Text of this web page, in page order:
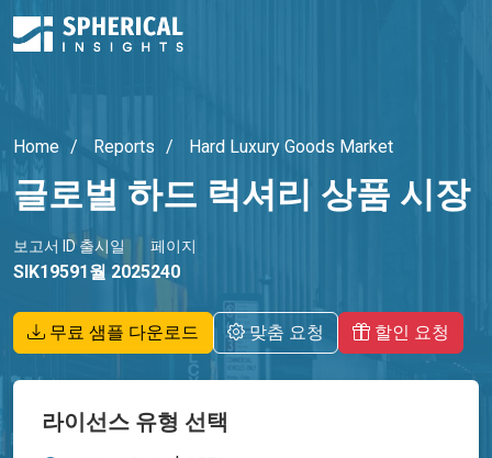
Home Reports Hard Luxury Goods Market
글로벌 하드 럭셔리 상품 시장
보고서 ID
SIK1959
출시일
1월 2025
페이지
240
무료 샘플 다운로드 맞춤 요청 할인 요청
라이선스 유형 선택